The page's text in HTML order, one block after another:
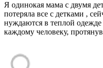
Я одинокая мама с двумя
потеряла все с детками ,
нуждаются в теплой одежде
каждому человеку,